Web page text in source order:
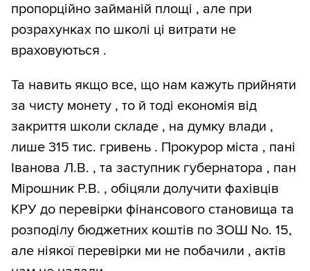
пропорційно займаній площі , але при
розрахунках по школі ці витрати не
враховуються .
Та навить якщо все, що нам кажуть прийняти
за чисту монету , то й тоді економія від
закриття школи складе , на думку влади ,
лише 315 тис. гривень . Прокурор міста , пані
Іванова Л.В. , та заступник губернатора , пан
Мірошник Р.В. , обіцяли долучити фахівців
КРУ до перевірки фінансового становища та
розподілу бюджетних коштів по ЗОШ No. 15,
але ніякої перевірки ми не побачили , актів